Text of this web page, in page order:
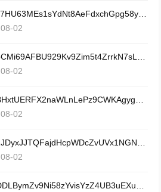
08-02
08-02
08-02
08-02